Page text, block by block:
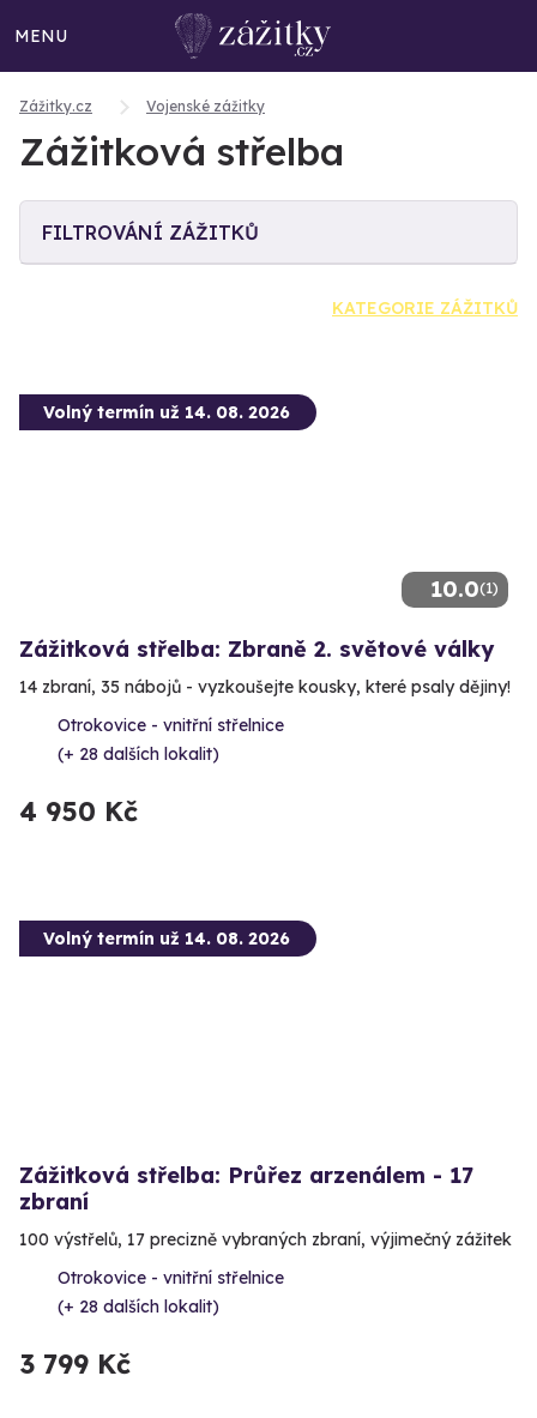
MENU
Zážitky.cz Vojenské zážitky
Zážitková střelba
FILTROVÁNÍ ZÁŽITKŮ
KATEGORIE ZÁŽITKŮ
10.0(1)
Volný termín už 14. 08. 2026
Zážitková střelba: Zbraně 2. světové války
14 zbraní, 35 nábojů - vyzkoušejte kousky, které psaly dějiny!
Otrokovice - vnitřní střelnice
(+ 28 dalších lokalit)
4 950 Kč
Volný termín už 14. 08. 2026
Zážitková střelba: Průřez arzenálem - 17
zbraní
100 výstřelů, 17 precizně vybraných zbraní, výjimečný zážitek
Otrokovice - vnitřní střelnice
(+ 28 dalších lokalit)
3 799 Kč